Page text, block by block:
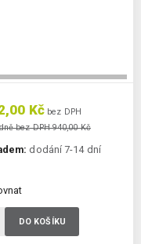
Kč bez DPH
bez DPH 940,00 Kč
dodání 7-14 dní
DO KOŠÍKU